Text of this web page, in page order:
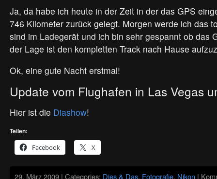
Ja, da habe ich heute in der Zeit in der das GPS
746 Kilometer zurück gelegt. Morgen werde ich das
sind im Ladegerät und ich bin sehr gespannt ob das
der Lage ist den kompletten Track nach Hause
Ok, eine gute Nacht erstmal!
Update vom Flughafen in Las Vegas
Hier ist die Diashow!
Teilen:
Facebook
X
29. März 2009 | Categories: Dies & Das, Fotografie, Nikon |